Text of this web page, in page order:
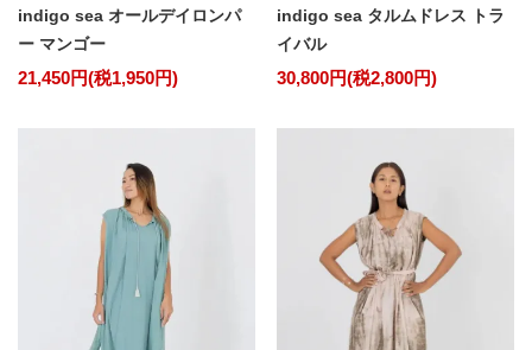
indigo sea オールデイロンパ
ー マンゴー
21,450円(税1,950円)
indigo sea タルムドレス トラ
イバル
30,800円(税2,800円)